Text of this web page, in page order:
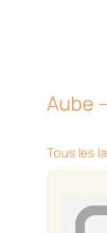
Aube
Tous les